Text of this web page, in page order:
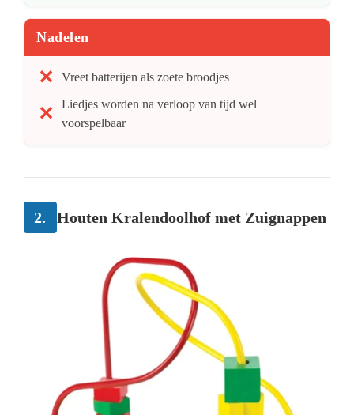
Nadelen
Vreet batterijen als zoete broodjes
Liedjes worden na verloop van tijd wel
voorspelbaar
2. Houten Kralendoolhof met Zuignappen